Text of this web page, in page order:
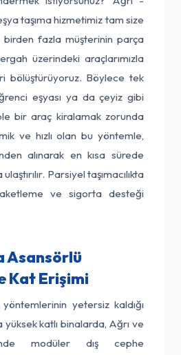
taşıma hizmetimiz tam size
fazla müşterinin parça
üzerindeki araçlarımızla
bölüştürüyoruz. Böylece tek
eşyası ya da çeyiz gibi
bir araç kiralamak zorunda
ve hızlı olan bu yöntemle,
alınarak en kısa sürede
Parsiyel taşımacılıkta
ve sigorta desteği
Asansörlü
Kat Erişimi
yetersiz kaldığı
katlı binalarda, Ağrı ve
modüler dış cephe